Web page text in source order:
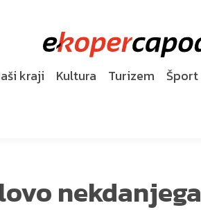
kraji Kultura Turizem Šport
nekdanjega